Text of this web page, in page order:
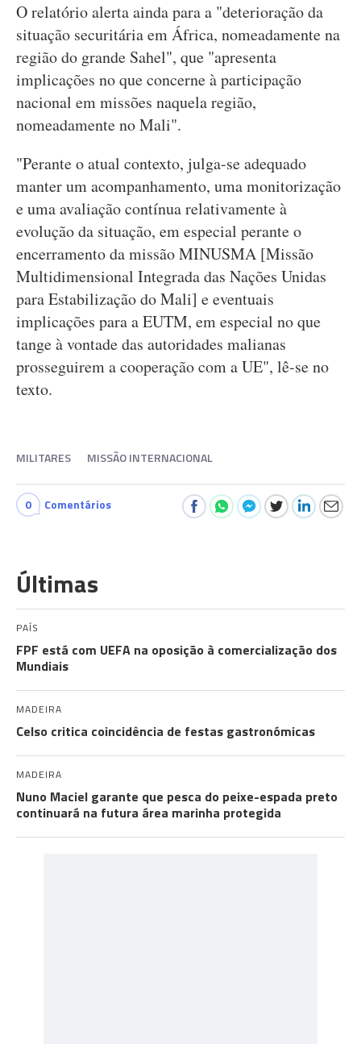
O relatório alerta ainda para a "deterioração da
situação securitária em África, nomeadamente na
região do grande Sahel", que "apresenta
implicações no que concerne à participação
nacional em missões naquela região,
nomeadamente no Mali".
"Perante o atual contexto, julga-se adequado
manter um acompanhamento, uma monitorização
e uma avaliação contínua relativamente à
evolução da situação, em especial perante o
encerramento da missão MINUSMA [Missão
Multidimensional Integrada das Nações Unidas
para Estabilização do Mali] e eventuais
implicações para a EUTM, em especial no que
tange à vontade das autoridades malianas
prosseguirem a cooperação com a UE", lê-se no
texto.
MILITARES MISSÃO INTERNACIONAL
0 Comentários
Últimas
PAÍS
FPF está com UEFA na oposição à comercialização dos
Mundiais
MADEIRA
Celso critica coincidência de festas gastronómicas
MADEIRA
Nuno Maciel garante que pesca do peixe-espada preto
continuará na futura área marinha protegida